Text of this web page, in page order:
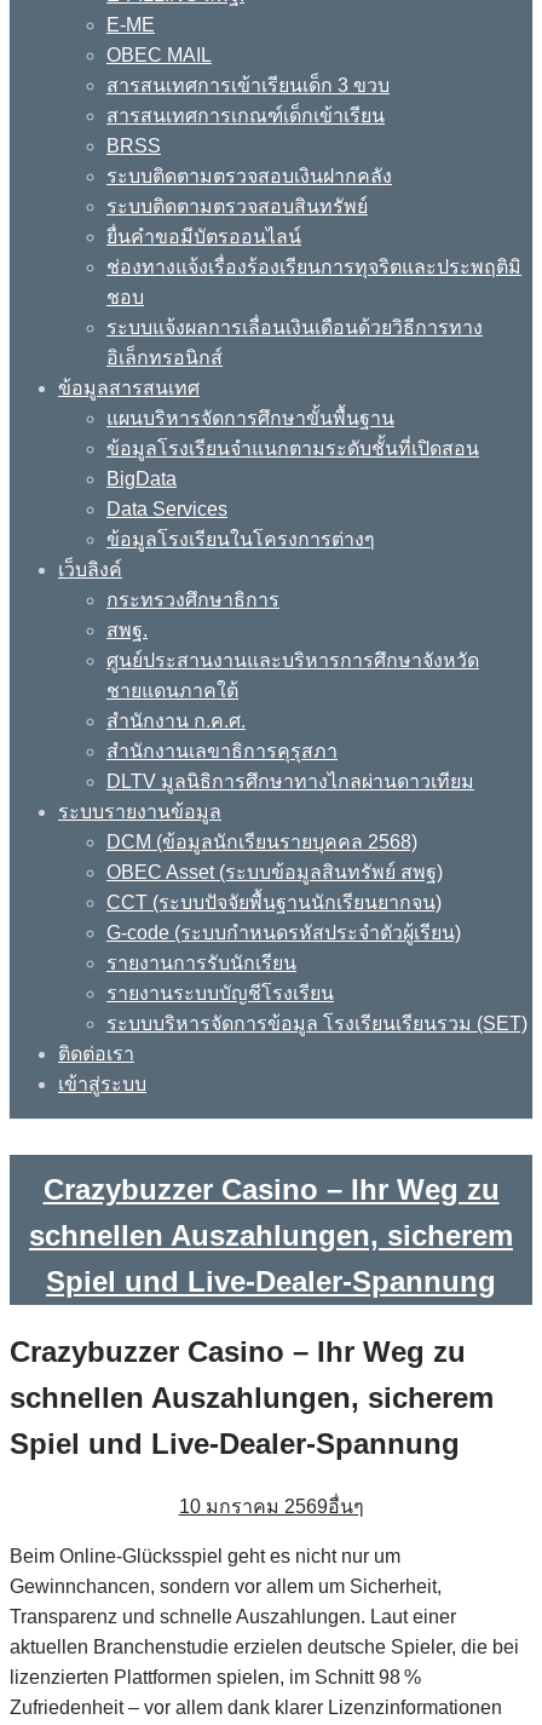
E-ME
OBEC MAIL
สารสนเทศการเข้าเรียนเด็ก 3 ขวบ
สารสนเทศการเกณฑ์เด็กเข้าเรียน
BRSS
ระบบติดตามตรวจสอบเงินฝากคลัง
ระบบติดตามตรวจสอบสินทรัพย์
ยื่นคำขอมีบัตรออนไลน์
ช่องทางแจ้งเรื่องร้องเรียนการทุจริตและประพฤติมิ
ชอบ
ระบบแจ้งผลการเลื่อนเงินเดือนด้วยวิธีการทาง
อิเล็กทรอนิกส์
ข้อมูลสารสนเทศ
แผนบริหารจัดการศึกษาขั้นพื้นฐาน
ข้อมูลโรงเรียนจำแนกตามระดับชั้นที่เปิดสอน
BigData
Data Services
ข้อมูลโรงเรียนในโครงการต่างๆ
เว็บลิงค์
กระทรวงศึกษาธิการ
สพฐ.
ศูนย์ประสานงานและบริหารการศึกษาจังหวัด
ชายแดนภาคใต้
สำนักงาน ก.ค.ศ.
สำนักงานเลขาธิการคุรุสภา
DLTV มูลนิธิการศึกษาทางไกลผ่านดาวเทียม
ระบบรายงานข้อมูล
DCM (ข้อมูลนักเรียนรายบุคคล 2568)
OBEC Asset (ระบบข้อมูลสินทรัพย์ สพฐ)
CCT (ระบบปัจจัยพื้นฐานนักเรียนยากจน)
G-code (ระบบกำหนดรหัสประจำตัวผู้เรียน)
รายงานการรับนักเรียน
รายงานระบบบัญชีโรงเรียน
ระบบบริหารจัดการข้อมูล โรงเรียนเรียนรวม (SET)
ติดต่อเรา
เข้าสู่ระบบ
Crazybuzzer Casino – Ihr Weg zu
schnellen Auszahlungen, sicherem
Spiel und Live‑Dealer‑Spannung
Crazybuzzer Casino – Ihr Weg zu
schnellen Auszahlungen, sicherem
Spiel und Live‑Dealer‑Spannung
10 มกราคม 2569อื่นๆ
Beim Online‑Glücksspiel geht es nicht nur um
Gewinnchancen, sondern vor allem um Sicherheit,
Transparenz und schnelle Auszahlungen. Laut einer
aktuellen Branchenstudie erzielen deutsche Spieler, die bei
lizenzierten Plattformen spielen, im Schnitt 98 %
Zufriedenheit – vor allem dank klarer Lizenzinformationen